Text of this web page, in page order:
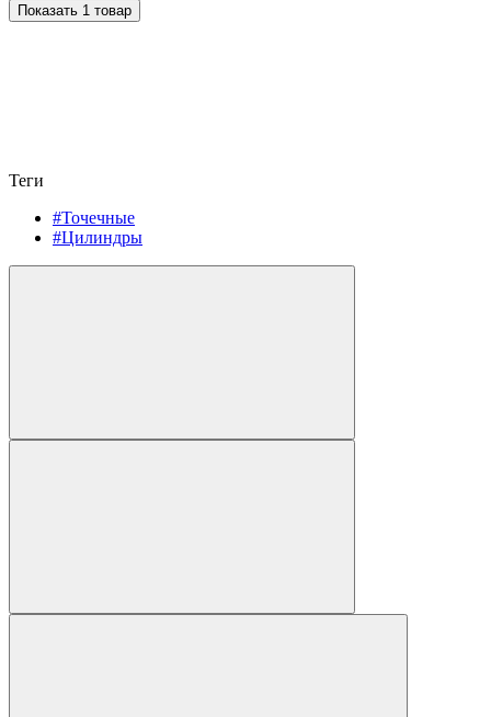
Показать 1 товар
Теги
#Точечные
#Цилиндры